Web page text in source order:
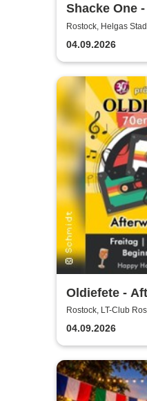
Shacke One
Boss Tour
Rostock, Helgas
04.09.2026
Oldiefete -
Club Rostock
Rostock, LT-Club
04.09.2026